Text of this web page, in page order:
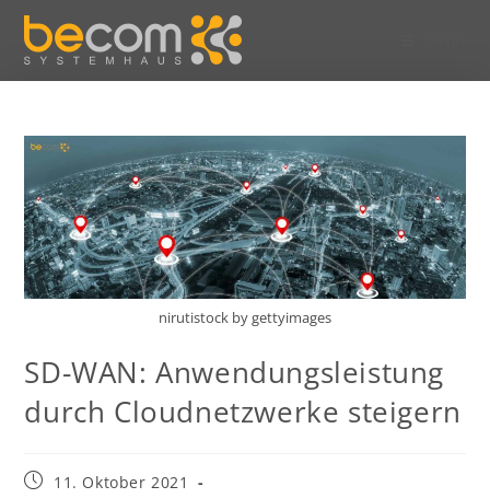
nirutistock by gettyimages
SD-WAN: Anwendungsleistung
durch Cloudnetzwerke steigern
11. Oktober 2021